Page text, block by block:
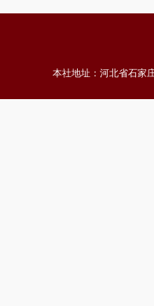
本社地址：河北省石家